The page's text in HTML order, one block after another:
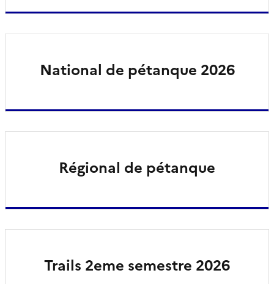
National de pétanque 2026
Régional de pétanque
Trails 2eme semestre 2026